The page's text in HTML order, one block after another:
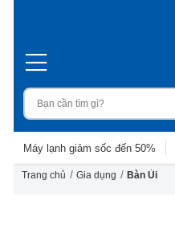
Máy lạnh giảm sốc đến 50%
Trang chủ / Gia dụng / Bàn Ủi